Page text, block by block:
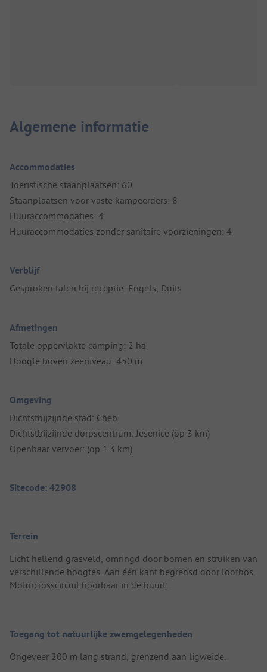
Algemene informatie
Accommodaties
Toeristische staanplaatsen: 60
Staanplaatsen voor vaste kampeerders: 8
Huuraccommodaties: 4
Huuraccommodaties zonder sanitaire voorzieningen: 4
Verblijf
Gesproken talen bij receptie: Engels, Duits
Afmetingen
Totale oppervlakte camping: 2 ha
Hoogte boven zeeniveau: 450 m
Omgeving
Dichtstbijzijnde stad: Cheb
Dichtstbijzijnde dorpscentrum: Jesenice (op 3 km)
Openbaar vervoer: (op 1.3 km)
Sitecode: 42908
Terrein
Licht hellend grasveld, omringd door bomen en struiken van
verschillende hoogtes. Aan één kant begrensd door loofbos.
Motorcrosscircuit hoorbaar in de buurt.
Toegang tot natuurlijke zwemgelegenheden
Ongeveer 200 m lang strand, grenzend aan ligweide.